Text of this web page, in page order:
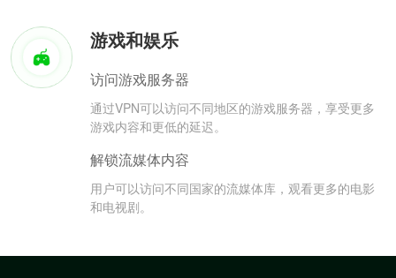
游戏和娱乐
访问游戏服务器
通过VPN可以访问不同地区的游戏服务器，享受更多
游戏内容和更低的延迟。
解锁流媒体内容
用户可以访问不同国家的流媒体库，观看更多的电影
和电视剧。